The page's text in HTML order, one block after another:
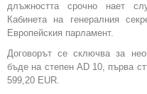
длъжността срочно нает
Кабинета на генералния
Европейския парламент.
Договорът се сключва за
бъде на степен AD 10, първа
599,20 EUR.